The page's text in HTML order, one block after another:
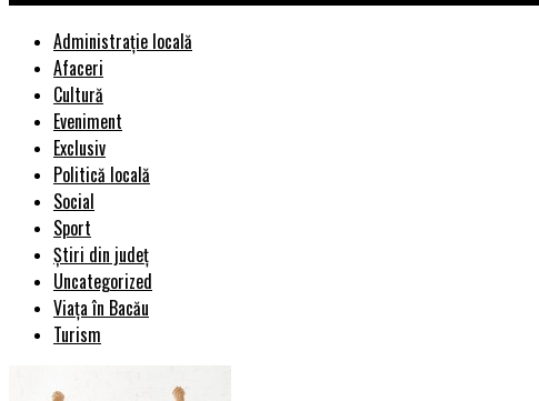
Administrație locală
Afaceri
Cultură
Eveniment
Exclusiv
Politică locală
Social
Sport
Știri din județ
Uncategorized
Viața în Bacău
Turism